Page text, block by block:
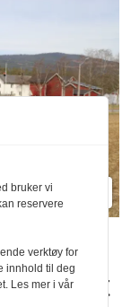
fang­
bruker vi
reservere
verktøy for
innhold til deg
Les mer i vår